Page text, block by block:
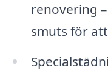
renovering
smuts för